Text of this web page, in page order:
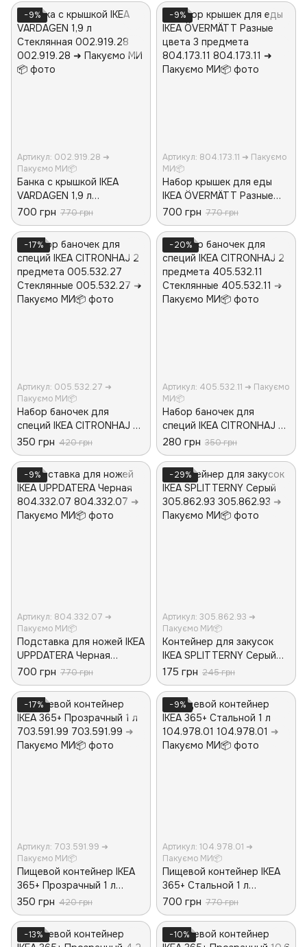
−9%
Артикул: 002.919.28 ➜
Пакуємо МИ📦
Банка с крышкой IKEA
VARDAGEN 1,9 л
Стеклянная 002.919.28
700 грн 770 грн
−9%
Артикул: 804.173.11 ➜ Пакуємо
МИ📦
Набор крышек для еды
IKEA ÖVERMÄTT Разные
цвета 3 предмета
804.173.11
700 грн 770 грн
−17%
Артикул: 005.532.27 ➜
Пакуємо МИ📦
Набор баночек для
специй IKEA CITRONHAJ 2
предмета 005.532.27
Стеклянные
350 грн 420 грн
−20%
Артикул: 405.532.11 ➜ Пакуємо
МИ📦
Набор баночек для
специй IKEA CITRONHAJ 2
предмета 405.532.11
Стеклянные
280 грн 350 грн
−9%
Артикул: 804.332.07 ➜
Пакуємо МИ📦
Подставка для ножей IKEA
UPPDATERA Черная
804.332.07
700 грн 770 грн
−29%
Артикул: 305.862.93 ➜
Пакуємо МИ📦
Контейнер для закусок
IKEA SPLITTERNY Серый
305.862.93
175 грн 245 грн
−17%
Артикул: 703.591.99 ➜
Пакуємо МИ📦
Пищевой контейнер IKEA
365+ Прозрачный 1 л
703.591.99
350 грн 420 грн
−9%
Артикул: 104.978.01 ➜
Пакуємо МИ📦
Пищевой контейнер IKEA
365+ Стальной 1 л
104.978.01
700 грн 770 грн
−13% −10%